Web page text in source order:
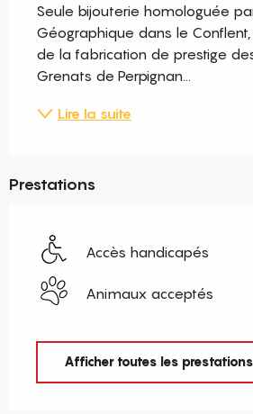
Seule bijouterie homologuée
Géographique dans le
de la fabrication de prestige
Grenats de Perpignan...
Lire la suite
Prestations
Accès handicapés
Animaux acceptés
Afficher toutes les prestations